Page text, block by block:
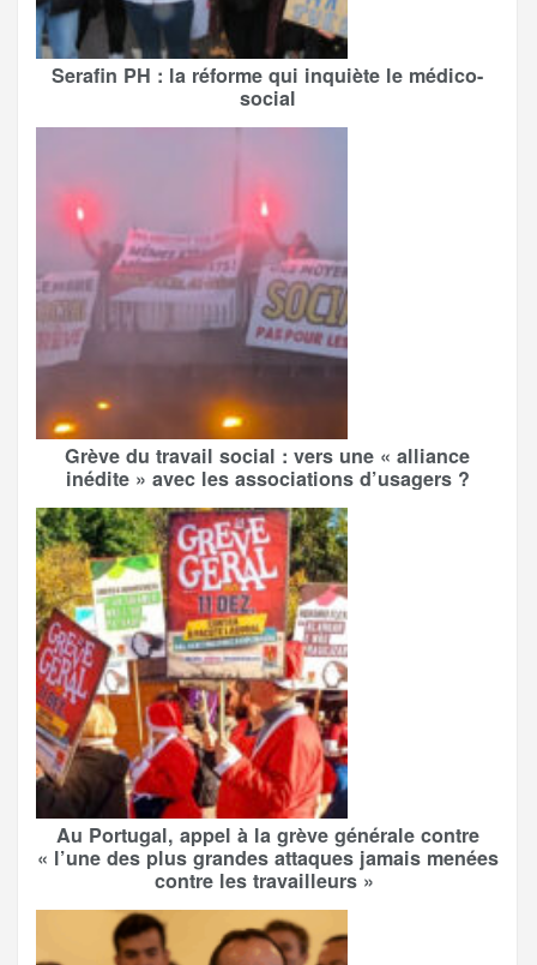
Serafin PH : la réforme qui inquiète le médico-
social
Grève du travail social : vers une « alliance
inédite » avec les associations d’usagers ?
Au Portugal, appel à la grève générale contre
« l’une des plus grandes attaques jamais menées
contre les travailleurs »